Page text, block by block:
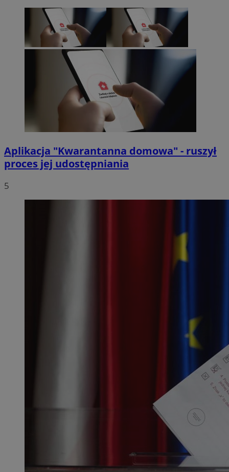
Aplikacja "Kwarantanna domowa" - ruszył
proces jej udostępniania
5